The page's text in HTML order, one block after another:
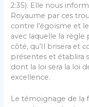
2:35). Elle nous
Royaume par ces
contre l’égoïsme et
avec laquelle la règle
côté, qu’Il brisera et
présentes et établira
dont la loi sera la loi
excellence.
Le témoignage de